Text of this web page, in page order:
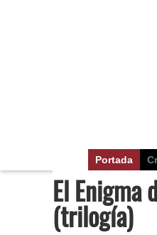
Portada
El Enigma
(trilogía)